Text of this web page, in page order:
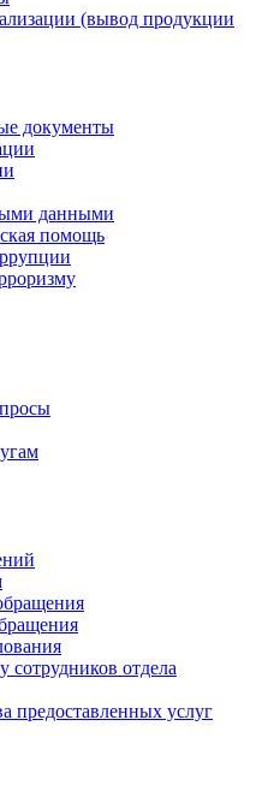
(вывод продукции
документы
данными
помощь
сотрудников отдела
предоставленных услуг